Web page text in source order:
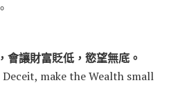
會讓財富貶低，慾望無底。
make the Wealth small